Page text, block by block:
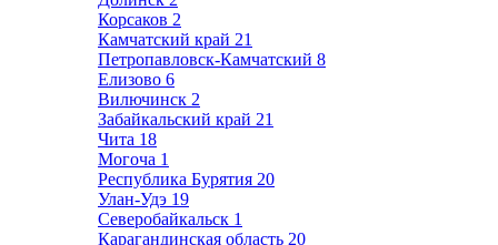
Корсаков 2
Камчатский край 21
Петропавловск-Камчатский 8
Елизово 6
Вилючинск 2
Забайкальский край 21
Чита 18
Могоча 1
Республика Бурятия 20
Улан-Удэ 19
Северобайкальск 1
Карагандинская область 20